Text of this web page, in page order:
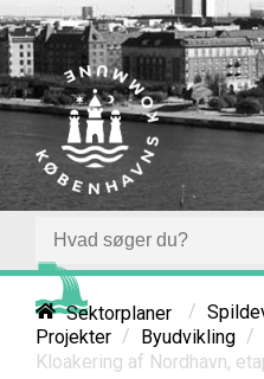
Sektorplaner /
Projekter / Byudvikling /
Kloakering af Nordhavn,